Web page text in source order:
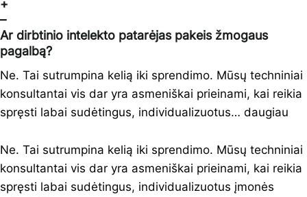
+
–
Ar dirbtinio intelekto patarėjas pakeis žmogaus
pagalbą?
Ne. Tai sutrumpina kelią iki sprendimo. Mūsų techniniai
konsultantai vis dar yra asmeniškai prieinami, kai reikia
spręsti labai sudėtingus, individualizuotus… daugiau
Ne. Tai sutrumpina kelią iki sprendimo. Mūsų techniniai
konsultantai vis dar yra asmeniškai prieinami, kai reikia
spręsti labai sudėtingus, individualizuotus įmonės